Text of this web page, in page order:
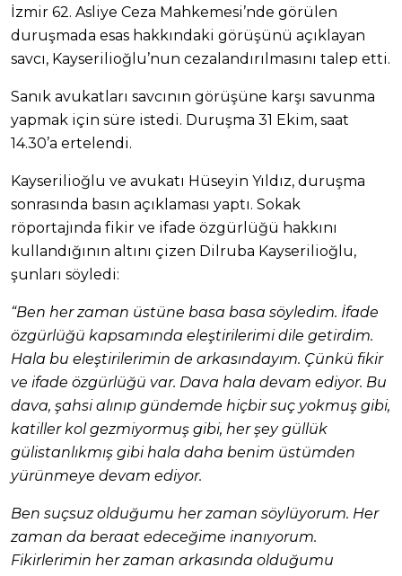
İzmir 62. Asliye Ceza Mahkemesi’nde görülen
duruşmada esas hakkındaki görüşünü açıklayan
savcı, Kayserilioğlu’nun cezalandırılmasını talep etti.
Sanık avukatları savcının görüşüne karşı savunma
yapmak için süre istedi. Duruşma 31 Ekim, saat
14.30’a ertelendi.
Kayserilioğlu ve avukatı Hüseyin Yıldız, duruşma
sonrasında basın açıklaması yaptı. Sokak
röportajında fikir ve ifade özgürlüğü hakkını
kullandığının altını çizen Dilruba Kayserilioğlu,
şunları söyledi:
“Ben her zaman üstüne basa basa söyledim. İfade
özgürlüğü kapsamında eleştirilerimi dile getirdim.
Hala bu eleştirilerimin de arkasındayım. Çünkü fikir
ve ifade özgürlüğü var. Dava hala devam ediyor. Bu
dava, şahsi alınıp gündemde hiçbir suç yokmuş gibi,
katiller kol gezmiyormuş gibi, her şey güllük
gülistanlıkmış gibi hala daha benim üstümden
yürünmeye devam ediyor.
Ben suçsuz olduğumu her zaman söylüyorum. Her
zaman da beraat edeceğime inanıyorum.
Fikirlerimin her zaman arkasında olduğumu